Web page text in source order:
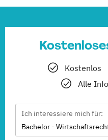
Kostenlos
Alle
Ich interessiere mich für:
Bachelor -